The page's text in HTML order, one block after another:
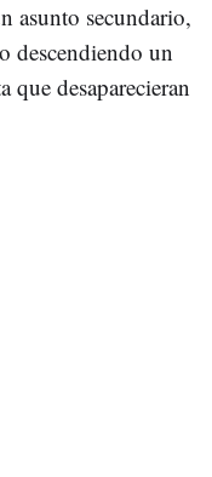
asunto secundario,
descendiendo un
que desaparecieran